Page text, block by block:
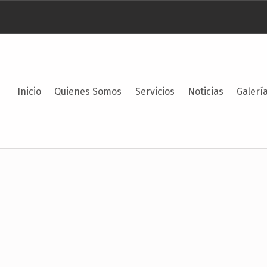
Inicio Quienes Somos Servicios Noticias